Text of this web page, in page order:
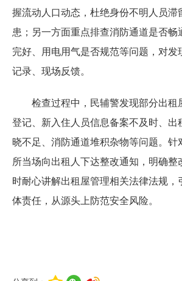
握流动人口动态，杜绝身份不明人员滞
患；另一方面重点排查消防通道是否畅
完好、用电用气是否规范等问题，对发
记录、现场反馈。
检查过程中，民辅警发现部分出租
登记、新入住人员信息备案不及时、出
晓不足、消防通道堆积杂物等问题。针
所当场向出租人下达整改通知，明确整
时耐心讲解出租屋管理相关法律法规，
体责任，从源头上防范安全风险。